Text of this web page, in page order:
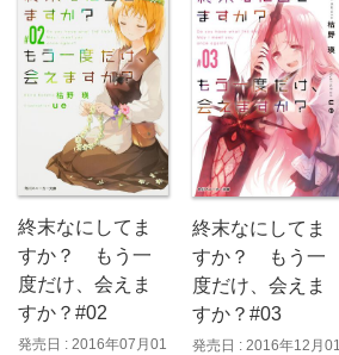
終末なにしてま
すか？ もう一
度だけ、会えま
すか？#02
発売日 : 2016年07月01
終末なにしてま
すか？ もう一
度だけ、会えま
すか？#03
発売日 : 2016年12月01